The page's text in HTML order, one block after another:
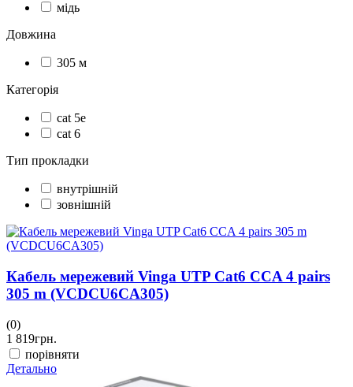
мідь
Довжина
305 м
Категорія
cat 5e
cat 6
Тип прокладки
внутрішній
зовнішній
Кабель мережевий Vinga UTP Cat6 CCA 4 pairs
305 m (VCDCU6CA305)
(0)
1 819грн.
порівняти
Детально